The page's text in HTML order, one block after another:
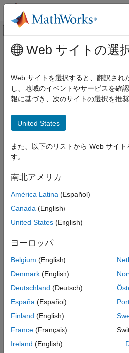
コンテンツへスキップ
オフキャンバス ナ
ドキュメンテーションのホーム
Control System Toolbox
動的システム モデル
モデル配列
モデル配列
項目一覧
モデル配列の用途
モデル配列の可視化
モデル配列からのモデル選択の可視化
参考
メインコンテンツ
モデル配列
モデル配列とは
多くのアプリケーションにおいて
集合を考慮すると便利です。たと
で変化するパラメーターを含むモ
sys1 = tf(1, [1 1 1]);
モデル配列は、集合などの格納と
配
の線形モデルの集合です。
単一のモデル配列で収集されるす
同じにしなければなりません。
入力数と出力数
サンプル時間Ts
時間単位 TimeUnit
モデル配列の用途
モデル配列の用途には次のものがあ
Web サイトの選
Web サイトを選択すると、翻訳され
し、地域のイベントやサービスを確
報に基づき、次のサイトの選択を推
United States
また、以下のリストから Web サイト
す。
南北アメリカ
América Latina (Español)
Canada (English)
United States (English)
ヨーロッパ
Belgium (English)
Denmark (English)
Deutschland (Deutsch)
España (Español)
Finland (English)
France (Français)
Ireland (English)